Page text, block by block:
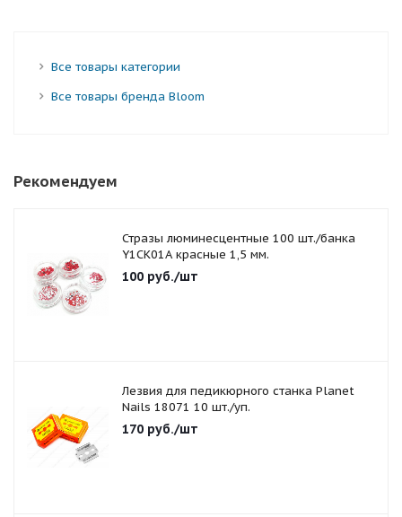
Все товары категории
Все товары бренда Bloom
Рекомендуем
Стразы люминесцентные 100 шт./банка
Y1CK01A красные 1,5 мм.
100 руб./шт
Лезвия для педикюрного станка Planet
Nails 18071 10 шт./уп.
170 руб./шт